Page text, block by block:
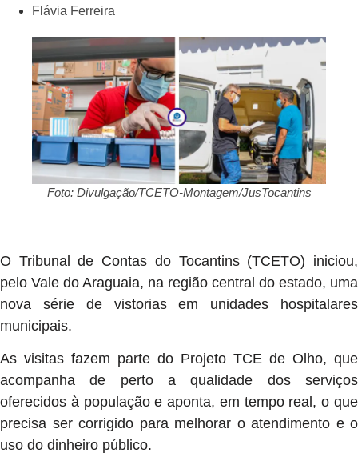
Flávia Ferreira
Foto: Divulgação/TCETO-Montagem/JusTocantins
O Tribunal de Contas do Tocantins (TCETO) iniciou,
pelo Vale do Araguaia, na região central do estado, uma
nova série de vistorias em unidades hospitalares
municipais.
As visitas fazem parte do Projeto TCE de Olho, que
acompanha de perto a qualidade dos serviços
oferecidos à população e aponta, em tempo real, o que
precisa ser corrigido para melhorar o atendimento e o
uso do dinheiro público.